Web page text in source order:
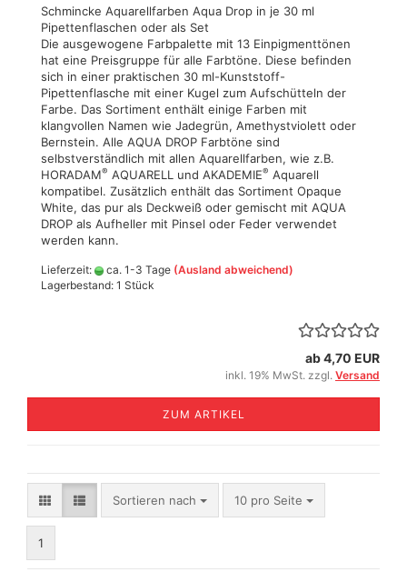
Schmincke Aquarellfarben Aqua Drop in je 30 ml
Pipettenflaschen oder als Set
Die ausgewogene Farbpalette mit 13 Einpigmenttönen
hat eine Preisgruppe für alle Farbtöne. Diese befinden
sich in einer praktischen 30 ml-Kunststoff-
Pipettenflasche mit einer Kugel zum Aufschütteln der
Farbe. Das Sortiment enthält einige Farben mit
klangvollen Namen wie Jadegrün, Amethystviolett oder
Bernstein. Alle AQUA DROP Farbtöne sind
selbstverständlich mit allen Aquarellfarben, wie z.B.
HORADAM® AQUARELL und AKADEMIE® Aquarell
kompatibel. Zusätzlich enthält das Sortiment Opaque
White, das pur als Deckweiß oder gemischt mit AQUA
DROP als Aufheller mit Pinsel oder Feder verwendet
werden kann.
Lieferzeit: ca. 1-3 Tage (Ausland abweichend)
Lagerbestand: 1 Stück
ab 4,70 EUR
inkl. 19% MwSt. zzgl. Versand
ZUM ARTIKEL
Sortieren nach
Sortieren nach 10 pro Seite
pro Seite
1